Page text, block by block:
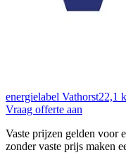
energielabel Vathorst22,1
Vraag offerte aan
Vaste prijzen gelden voor
zonder vaste prijs maken